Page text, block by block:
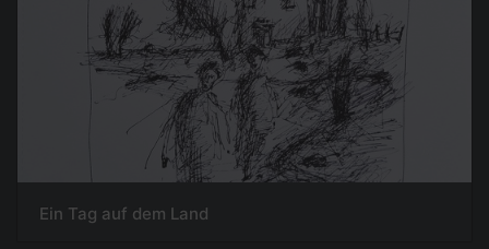
Ein Tag auf dem Land